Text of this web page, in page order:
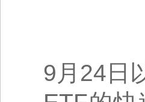
9月24日